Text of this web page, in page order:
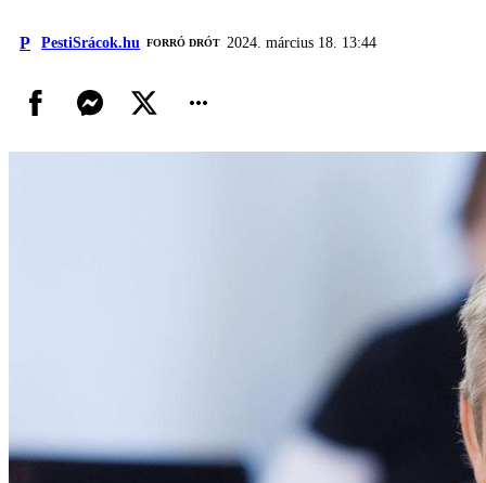
P PestiSrácok.hu FORRÓ DRÓT 2024. március 18. 13:44